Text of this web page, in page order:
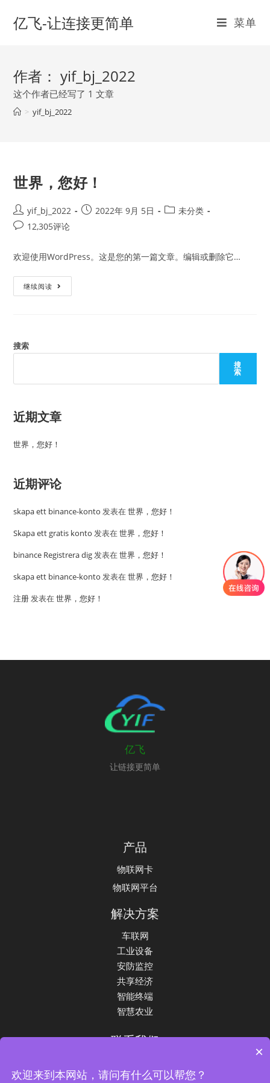
亿飞-让连接更简单 菜单
作者：yif_bj_2022
这个作者已经写了 1 文章
> yif_bj_2022
世界，您好！
yif_bj_2022 2022年 9月 5日
未分类
12,305评论
欢迎使用WordPress。这是您的第一篇文章。编辑或删除它…
继续阅读
搜索
搜
索
近期文章
世界，您好！
近期评论
skapa ett binance-konto 发表在世界，您好！
Skapa ett gratis konto 发表在世界，您好！
binance Registrera dig发表在世界，您好！
skapa ett binance-konto 发表在世界，您好！
注册发表在世界，您好！
亿飞
让链接更简单
产品
物联网卡
物联网平台
解决方案
车联网
工业设备
安防监控
共享经济
智能终端
智慧农业
联系我们
地址：北京市海淀区八里庄路62号院1号楼8层906
×
欢迎来到本网站，请问有什么可以帮您？